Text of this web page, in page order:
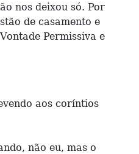
nos deixou só. Por
de casamento e
Permissiva e
aos coríntios
não eu, mas o